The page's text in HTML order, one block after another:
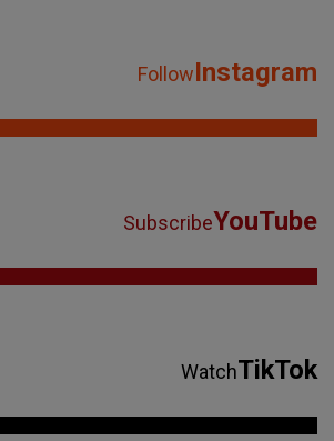
FollowInstagram
SubscribeYouTube
WatchTikTok